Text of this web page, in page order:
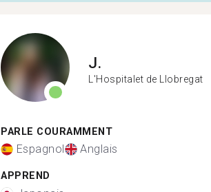
J.
L'Hospitalet de Llobregat
PARLE COURAMMENT
Espagnol Anglais
APPREND